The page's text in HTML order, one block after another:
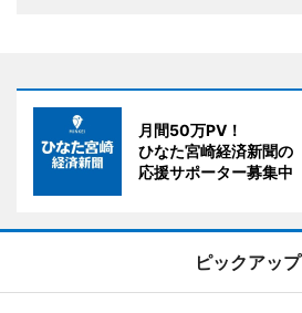
月間50万PV！
ひなた宮崎経済新聞の
応援サポーター募集中
ピックアップ